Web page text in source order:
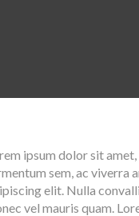
ipsum dolor sit
sem, ac viverra
elit. Nulla
vel mauris quam.